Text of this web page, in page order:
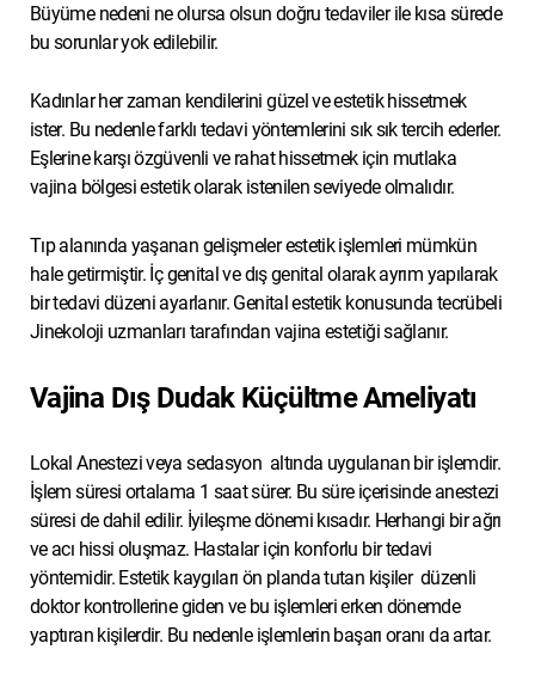
Büyüme nedeni ne olursa olsun doğru tedaviler ile kısa sürede
bu sorunlar yok edilebilir.
Kadınlar her zaman kendilerini güzel ve estetik hissetmek
ister. Bu nedenle farklı tedavi yöntemlerini sık sık tercih ederler.
Eşlerine karşı özgüvenli ve rahat hissetmek için mutlaka
vajina bölgesi estetik olarak istenilen seviyede olmalıdır.
Tıp alanında yaşanan gelişmeler estetik işlemleri mümkün
hale getirmiştir. İç genital ve dış genital olarak ayrım yapılarak
bir tedavi düzeni ayarlanır. Genital estetik konusunda tecrübeli
Jinekoloji uzmanları tarafından vajina estetiği sağlanır.
Vajina Dış Dudak Küçültme Ameliyatı
Lokal Anestezi veya sedasyon altında uygulanan bir işlemdir.
İşlem süresi ortalama 1 saat sürer. Bu süre içerisinde anestezi
süresi de dahil edilir. İyileşme dönemi kısadır. Herhangi bir ağrı
ve acı hissi oluşmaz. Hastalar için konforlu bir tedavi
yöntemidir. Estetik kaygıları ön planda tutan kişiler düzenli
doktor kontrollerine giden ve bu işlemleri erken dönemde
yaptıran kişilerdir. Bu nedenle işlemlerin başarı oranı da artar.